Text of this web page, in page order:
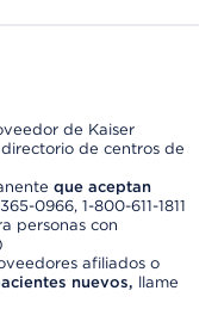
de Kaiser
de centros de
que aceptan
0966, 1-800-611-1811
personas con
afiliados o
nuevos, llame